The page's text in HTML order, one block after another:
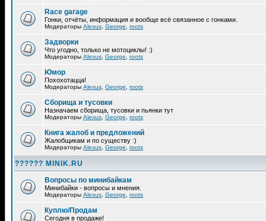
Race garage
Гонки, отчёты, информация и вообще всё связанное с гонками.
Модераторы Alexus George roots
Задворки
Что угодно, только не мотоциклы! :)
Модераторы Alexus George roots
Юмор
Похохотацца!
Модераторы Alexus George roots
Сборища и тусовки
Назначаем сборища, тусовки и пьянки тут
Модераторы Alexus George roots
Книга жалоб и предложений
Жалобщикам и по существу :)
Модераторы Alexus George roots
?????? MINIK.RU
Вопросы по минибайкам
Минибайки - вопросы и мнения.
Модераторы Alexus George roots
Куплю/Продам
Сегодня в продаже!